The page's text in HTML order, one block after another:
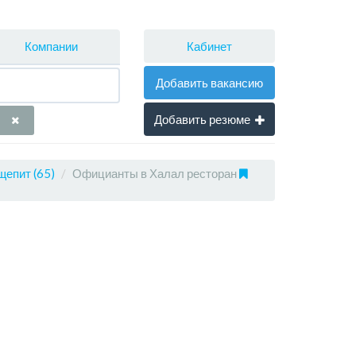
Компании Кабинет
Добавить вакансию
Добавить резюме
(65) Официанты в Халал ресторан